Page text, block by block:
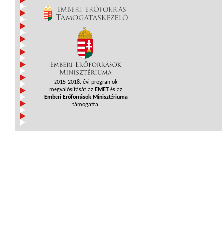
2015-2018. évi programok
megvalósítását az EMET és az
Emberi Erőforrások Minisztériuma
támogatta.